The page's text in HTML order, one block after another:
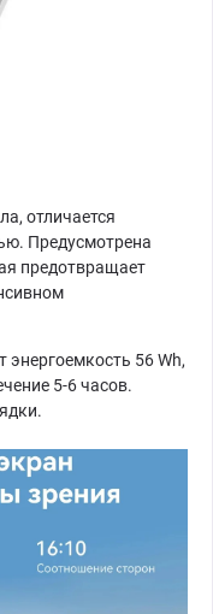
отличается
Предусмотрена
предотвращает
энергоемкость 56 Wh,
5-6 часов.